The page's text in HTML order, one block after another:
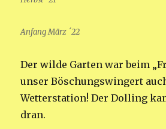
Anfang März ´22
Der wilde Garten war beim
unser Böschungswingert
Wetterstation! Der Dolling
dran.